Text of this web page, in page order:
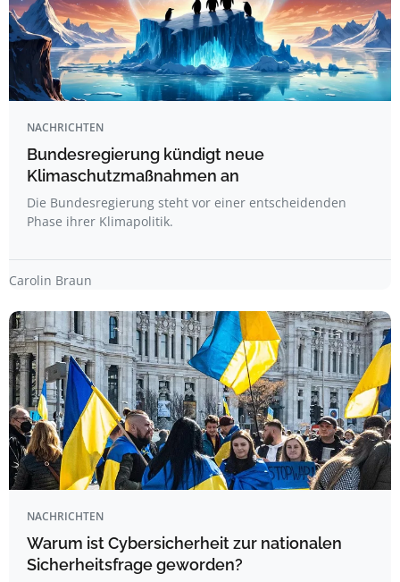
NACHRICHTEN
Bundesregierung kündigt neue
Klimaschutzmaßnahmen an
Die Bundesregierung steht vor einer entscheidenden
Phase ihrer Klimapolitik.
Carolin Braun
NACHRICHTEN
Warum ist Cybersicherheit zur nationalen
Sicherheitsfrage geworden?